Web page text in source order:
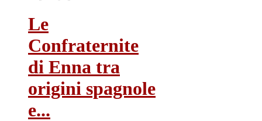
Le
Confraternite
di Enna tra
origini spagnole
e...